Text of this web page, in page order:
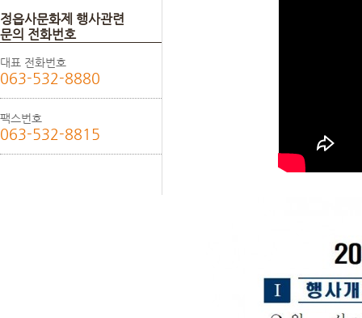
정읍사문화제 행사관련
문의 전화번호
대표 전화번호
063-532-8880
팩스번호
063-532-8815